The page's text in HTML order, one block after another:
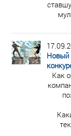
Новый
Как